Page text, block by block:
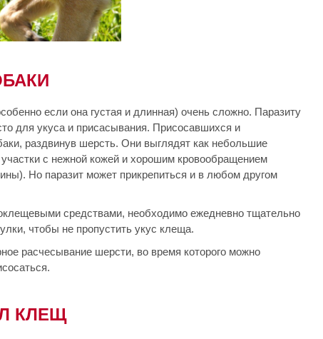
если она густая и длинная) очень сложно. Паразиту
для укуса и присасывания. Присосавшихся и
раздвинув шерсть. Они выглядят как небольшие
с нежной кожей и хорошим кровообращением
Но паразит может прикрепиться и в любом другом
средствами, необходимо ежедневно тщательно
чтобы не пропустить укус клеща.
расчесывание шерсти, во время которого можно
КЛЕЩ